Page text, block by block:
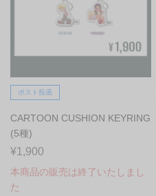
ポスト投函
CARTOON CUSHION KEYRING
(5種)
¥1,900
本商品の販売は終了いたしまし
た